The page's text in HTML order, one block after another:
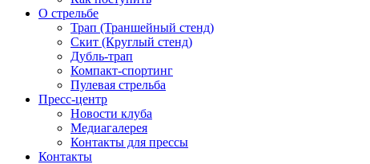
О стрельбе
Трап (Траншейный стенд)
Скит (Круглый стенд)
Дубль-трап
Компакт-спортинг
Пулевая стрельба
Пресс-центр
Новости клуба
Медиагалерея
Контакты для прессы
Контакты